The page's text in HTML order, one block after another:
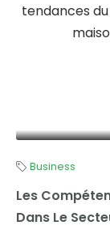
tendances
Business
Les
Dans Le